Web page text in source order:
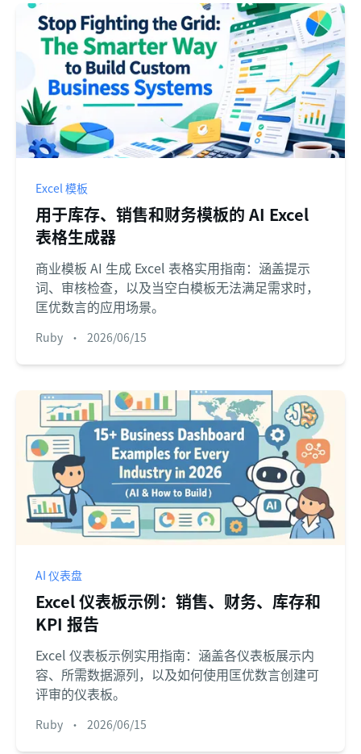
Excel 模板
用于库存、销售和财务模板的 AI Excel
表格生成器
商业模板 AI 生成 Excel 表格实用指南：涵盖提示
词、审核检查，以及当空白模板无法满足需求时，
匡优数言的应用场景。
Ruby • 2026/06/15
AI 仪表盘
Excel 仪表板示例：销售、财务、库存和
KPI 报告
Excel 仪表板示例实用指南：涵盖各仪表板展示内
容、所需数据源列，以及如何使用匡优数言创建可
评审的仪表板。
Ruby • 2026/06/15